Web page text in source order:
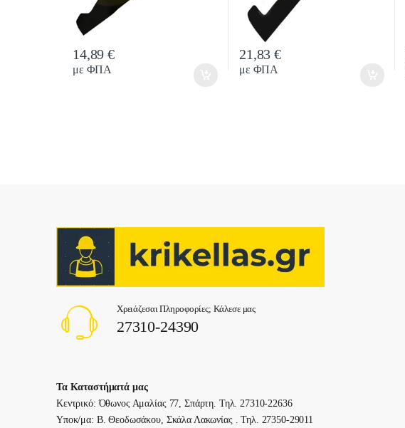
14,89€
με ΦΠΑ
21,83€
με ΦΠΑ
Χρειάζεσαι Πληροφορίες; Κάλεσε μας
27310-24390
Τα Καταστήματά μας
Κεντρικό: Όθωνος Αμαλίας 77, Σπάρτη. Τηλ. 27310-22636
Υποκ/μα: Β. Θεοδωσάκου, Σκάλα Λακωνίας . Τηλ. 27350-29011